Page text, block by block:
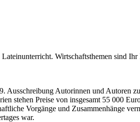
Wirtschaftsthemen sind
Ausschreibung Autorinnen und Autoren
stehen Preise von insgesamt 55 000
Vorgänge und Zusammenhänge
war.